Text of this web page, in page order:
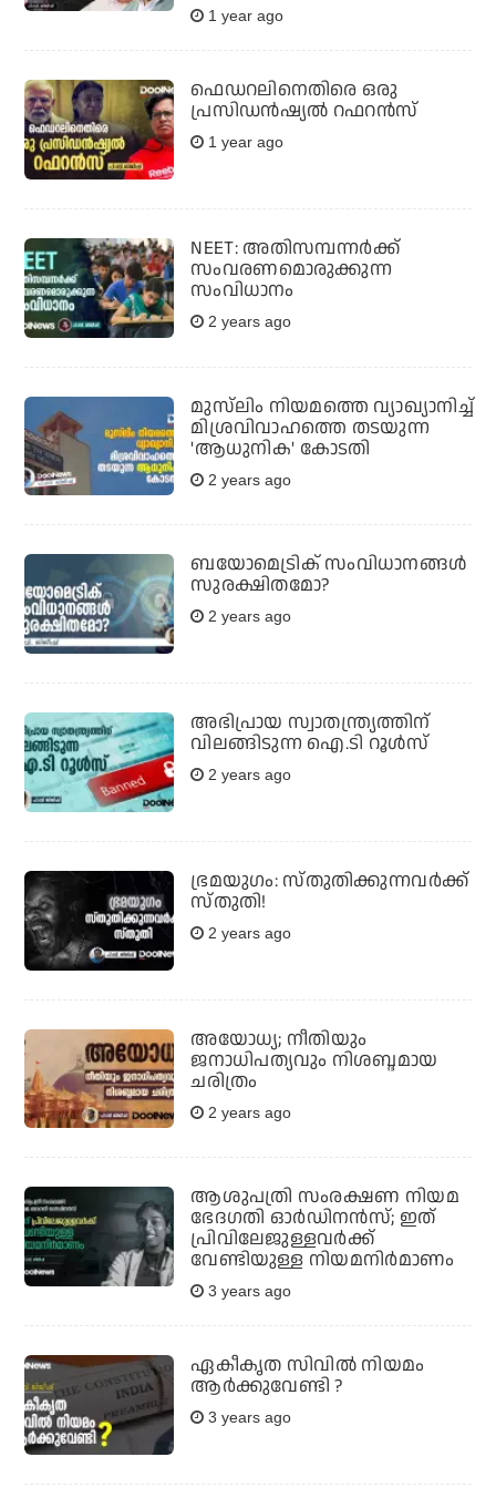
1 year ago
ഫെഡറലിനെതിരെ ഒരു
പ്രസിഡന്‍ഷ്യല്‍ റഫറന്‍സ്
1 year ago
NEET: അതിസമ്പന്നര്‍ക്ക്
സംവരണമൊരുക്കുന്ന
സംവിധാനം
2 years ago
മുസ്‌ലിം നിയമത്തെ വ്യാഖ്യാനിച്ച്
മിശ്രവിവാഹത്തെ തടയുന്ന
'ആധുനിക' കോടതി
2 years ago
ബയോമെട്രിക് സംവിധാനങ്ങള്‍
സുരക്ഷിതമോ?
2 years ago
അഭിപ്രായ സ്വാതന്ത്ര്യത്തിന്
വിലങ്ങിടുന്ന ഐ.ടി റൂള്‍സ്
2 years ago
ഭ്രമയുഗം: സ്തുതിക്കുന്നവര്‍ക്ക്
സ്തുതി!
2 years ago
അയോധ്യ; നീതിയും
ജനാധിപത്യവും നിശബ്ദമായ
ചരിത്രം
2 years ago
ആശുപത്രി സംരക്ഷണ നിയമ
ഭേദഗതി ഓര്‍ഡിനന്‍സ്; ഇത്
പ്രിവിലേജുള്ളവര്‍ക്ക്
വേണ്ടിയുള്ള നിയമനിര്‍മാണം
3 years ago
ഏകീകൃത സിവില്‍ നിയമം
ആര്‍ക്കുവേണ്ടി ?
3 years ago